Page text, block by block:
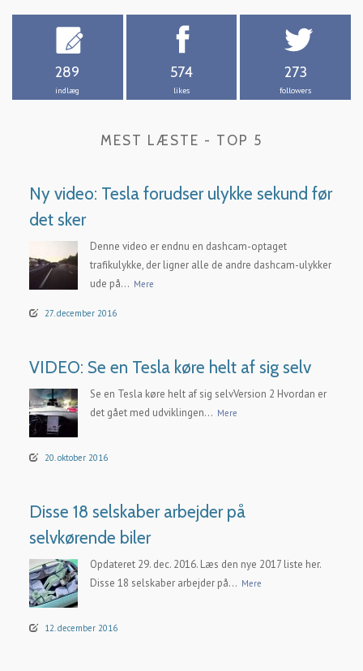
289
indlæg
574
likes
273
followers
MEST LÆSTE - TOP 5
Ny video: Tesla forudser ulykke sekund før
det sker
Denne video er endnu en dashcam-optaget
trafikulykke, der ligner alle de andre dashcam-ulykker
ude på... Mere
27. december 2016
VIDEO: Se en Tesla køre helt af sig selv
Se en Tesla køre helt af sig selvVersion 2 Hvordan er
det gået med udviklingen... Mere
20. oktober 2016
Disse 18 selskaber arbejder på
selvkørende biler
Opdateret 29. dec. 2016. Læs den nye 2017 liste her.
Disse 18 selskaber arbejder på... Mere
12. december 2016